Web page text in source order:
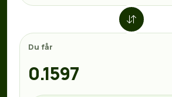
Du får